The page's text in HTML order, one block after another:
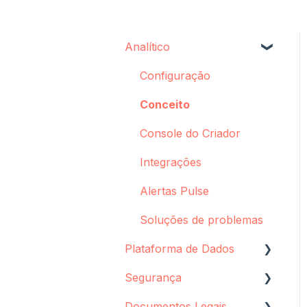
Analítico
Configuração
Conceito
Console do Criador
Integrações
Alertas Pulse
Soluções de problemas
Plataforma de Dados
Configuração de fonte
Segurança